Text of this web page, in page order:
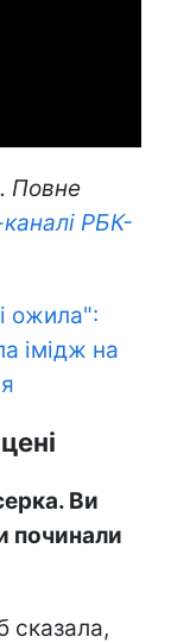
Повне
РБК-
ожила":
імідж на
Ви
починали
сказала,